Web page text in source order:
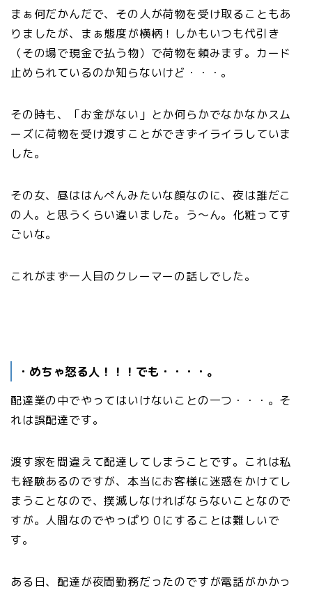
まぁ何だかんだで、その人が荷物を受け取ることもあ
りましたが、まぁ態度が横柄！しかもいつも代引き
（その場で現金で払う物）で荷物を頼みます。カード
止められているのか知らないけど・・・。
その時も、「お金がない」とか何らかでなかなかスム
ーズに荷物を受け渡すことができずイライラしていま
した。
その女、昼ははんぺんみたいな顔なのに、夜は誰だこ
の人。と思うくらい違いました。う～ん。化粧ってす
ごいな。
これがまず一人目のクレーマーの話しでした。
・めちゃ怒る人！！！でも・・・・。
配達業の中でやってはいけないことの一つ・・・。そ
れは誤配達です。
渡す家を間違えて配達してしまうことです。これは私
も経験あるのですが、本当にお客様に迷惑をかけてし
まうことなので、撲滅しなければならないことなので
すが。人間なのでやっぱり０にすることは難しいで
す。
ある日、配達が夜間勤務だったのですが電話がかかっ